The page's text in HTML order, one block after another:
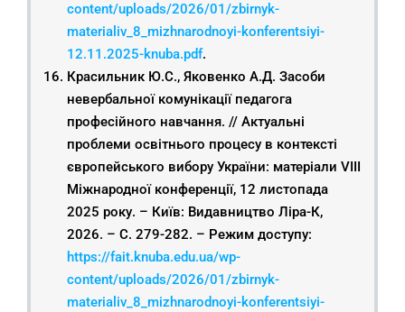
content/uploads/2026/01/zbirnyk-
materialiv_8_mizhnarodnoyi-konferentsiyi-
12.11.2025-knuba.pdf.
Красильник Ю.С., Яковенко А.Д. Засоби
невербальної комунікації педагога
професійного навчання. // Актуальні
проблеми освітнього процесу в контексті
європейського вибору України: матеріали VIІІ
Міжнародної конференції, 12 листопада
2025 року. – Київ: Видавництво Ліра-К,
2026. – С. 279-282. – Режим доступу:
https://fait.knuba.edu.ua/wp-
content/uploads/2026/01/zbirnyk-
materialiv_8_mizhnarodnoyi-konferentsiyi-